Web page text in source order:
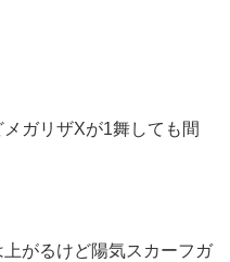
ガリザXが1舞しても間
がるけど陽気スカーフガ